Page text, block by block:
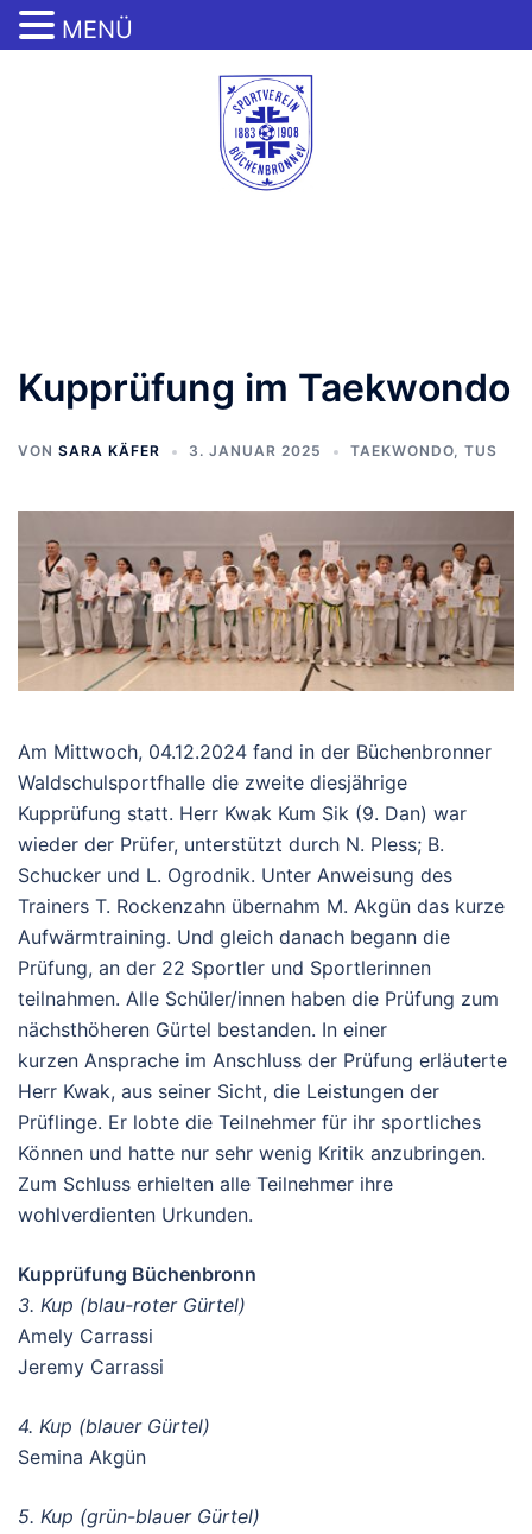
Kupprüfung im Taekwondo
VON SARA KÄFER 3. JANUAR 2025 TAEKWONDO, TUS
Am Mittwoch, 04.12.2024 fand in der Büchenbronner
Waldschulsportfhalle die zweite diesjährige
Kupprüfung statt. Herr Kwak Kum Sik (9. Dan) war
wieder der Prüfer, unterstützt durch N. Pless; B.
Schucker und L. Ogrodnik. Unter Anweisung des
Trainers T. Rockenzahn übernahm M. Akgün das kurze
Aufwärmtraining. Und gleich danach begann die
Prüfung, an der 22 Sportler und Sportlerinnen
teilnahmen. Alle Schüler/innen haben die Prüfung zum
nächsthöheren Gürtel bestanden. In einer
kurzen Ansprache im Anschluss der Prüfung erläuterte
Herr Kwak, aus seiner Sicht, die Leistungen der
Prüflinge. Er lobte die Teilnehmer für ihr sportliches
Können und hatte nur sehr wenig Kritik anzubringen.
Zum Schluss erhielten alle Teilnehmer ihre
wohlverdienten Urkunden.
Kupprüfung Büchenbronn
3. Kup (blau-roter Gürtel)
Amely Carrassi
Jeremy Carrassi
4. Kup (blauer Gürtel)
Semina Akgün
5. Kup (grün-blauer Gürtel)
MENÜ